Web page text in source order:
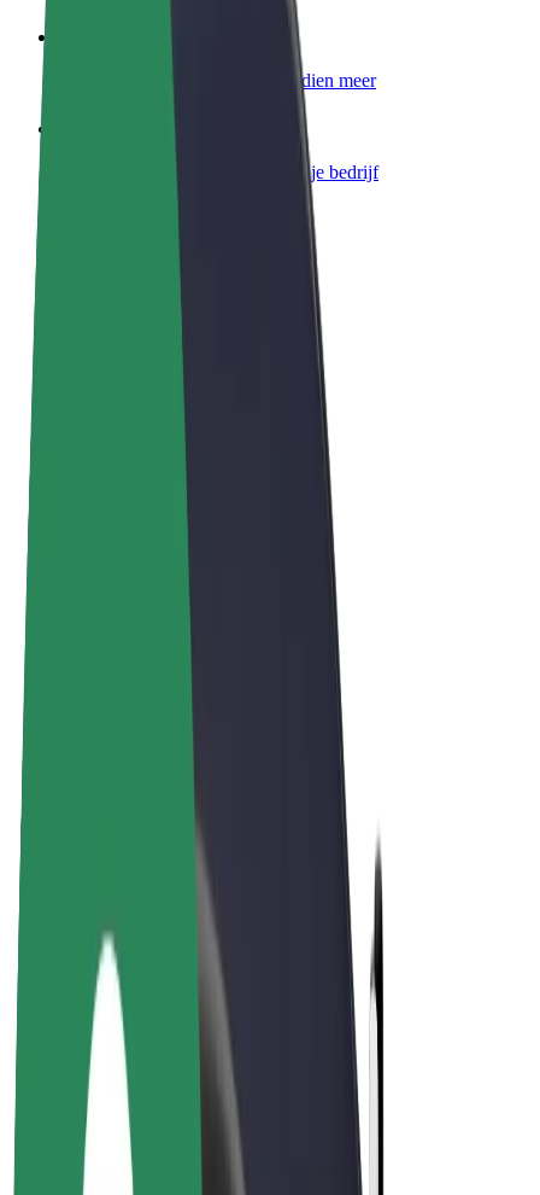
Voeg je fleet toe aan Bolt en verdien meer
Bolt-producten en -services voor je bedrijf
Chauffeurs
Verdiensten voor chauffeurs
Bezorgers
Verdiensten voor bezorgers
Bolt Food-handelaren
Fleet Owner
Franchises